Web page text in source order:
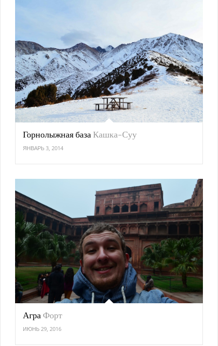
Горнолыжная базаКашка-Суу
ЯНВАРЬ 3, 2014
АграФорт
ИЮНЬ 29, 2016